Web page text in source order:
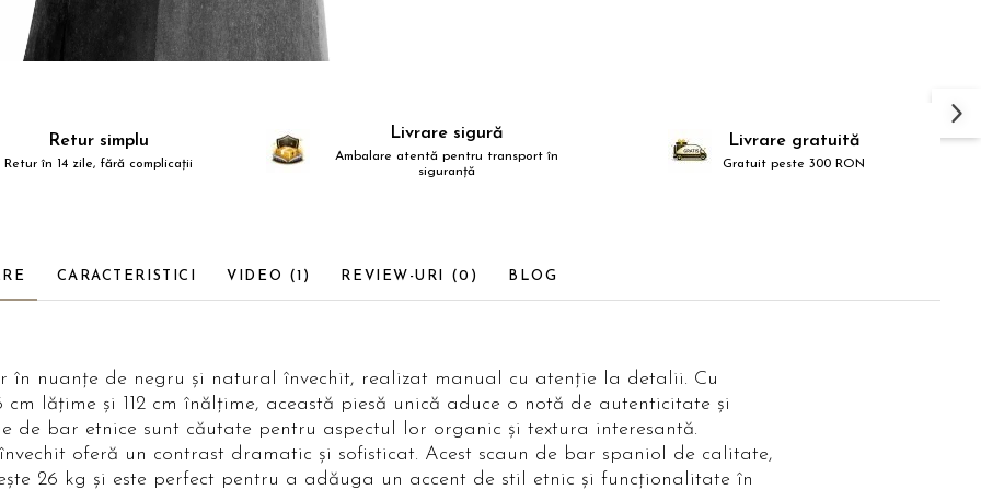
Retur simplu
Retur în 14 zile, fără complicații
Livrare sigură
Ambalare atentă pentru transport în
siguranță
Livrare gratuită
Gratuit peste 300 RON
CARACTERISTICI VIDEO (1) REVIEW-URI (0) BLOG
în nuanțe de negru și natural învechit, realizat manual cu atenție la detalii. Cu
lățime și 112 cm înălțime, această piesă unică aduce o notă de autenticitate și
de bar etnice sunt căutate pentru aspectul lor organic și textura interesantă.
oferă un contrast dramatic și sofisticat. Acest scaun de bar spaniol de calitate,
26 kg și este perfect pentru a adăuga un accent de stil etnic și funcționalitate în